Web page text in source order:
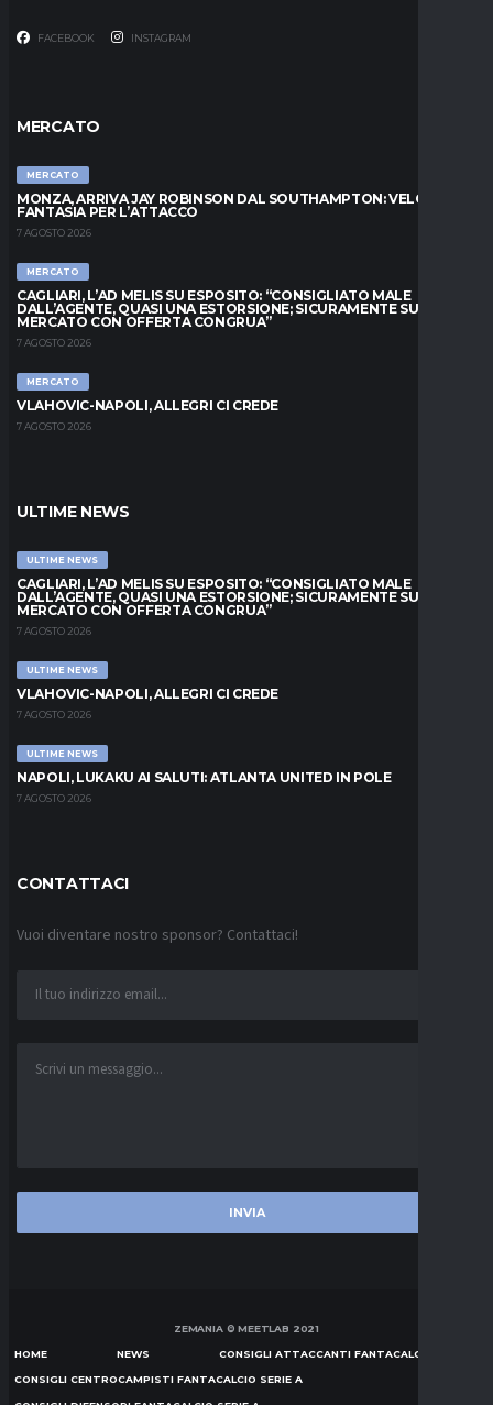
FACEBOOK INSTAGRAM
MERCATO
MERCATO
MONZA, ARRIVA JAY ROBINSON DAL SOUTHAMPTON: VELOCITÀ E
FANTASIA PER L’ATTACCO
7 AGOSTO 2026
MERCATO
CAGLIARI, L’AD MELIS SU ESPOSITO: “CONSIGLIATO MALE
DALL’AGENTE, QUASI UNA ESTORSIONE; SICURAMENTE SUL
MERCATO CON OFFERTA CONGRUA”
7 AGOSTO 2026
MERCATO
VLAHOVIC-NAPOLI, ALLEGRI CI CREDE
7 AGOSTO 2026
ULTIME NEWS
ULTIME NEWS
CAGLIARI, L’AD MELIS SU ESPOSITO: “CONSIGLIATO MALE
DALL’AGENTE, QUASI UNA ESTORSIONE; SICURAMENTE SUL
MERCATO CON OFFERTA CONGRUA”
7 AGOSTO 2026
ULTIME NEWS
VLAHOVIC-NAPOLI, ALLEGRI CI CREDE
7 AGOSTO 2026
ULTIME NEWS
NAPOLI, LUKAKU AI SALUTI: ATLANTA UNITED IN POLE
7 AGOSTO 2026
CONTATTACI
Vuoi diventare nostro sponsor? Contattaci!
ZEMANIA © MEETLAB 2021
HOME NEWS CONSIGLI ATTACCANTI FANTACALCIO SERIE A
CONSIGLI CENTROCAMPISTI FANTACALCIO SERIE A